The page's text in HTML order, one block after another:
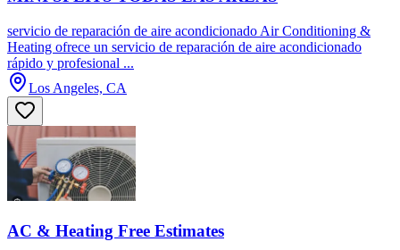
servicio de reparación de aire acondicionado Air Conditioning &
Heating ofrece un servicio de reparación de aire acondicionado
rápido y profesional ...
Los Angeles, CA
AC & Heating Free Estimates